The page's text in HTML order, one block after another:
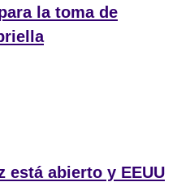
la toma de
está abierto y EEUU